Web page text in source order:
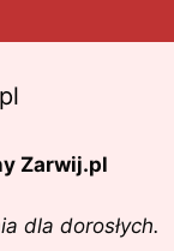
Zarwij.pl
dla dorosłych.